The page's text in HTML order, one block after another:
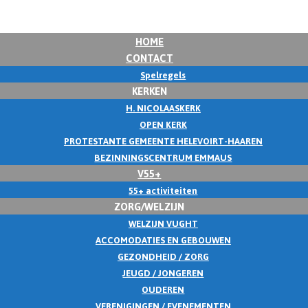
HOME
CONTACT
Spelregels
KERKEN
H. NICOLAASKERK
OPEN KERK
PROTESTANTE GEMEENTE HELEVOIRT-HAAREN
BEZINNINGSCENTRUM EMMAUS
V55+
55+ activiteiten
ZORG/WELZIJN
WELZIJN VUGHT
ACCOMODATIES EN GEBOUWEN
GEZONDHEID / ZORG
JEUGD / JONGEREN
OUDEREN